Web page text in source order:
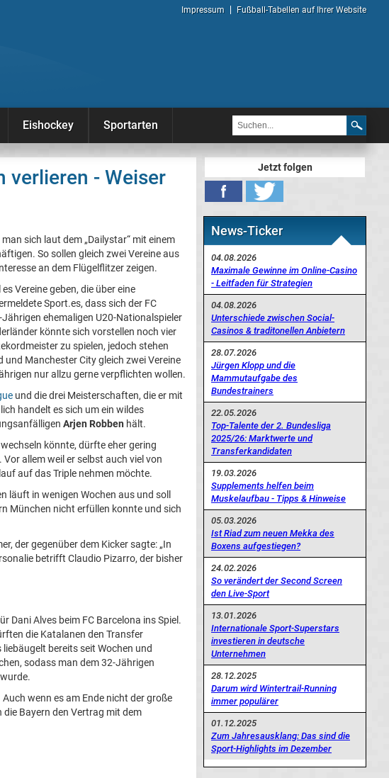
Impressum Fußball-Tabellen auf Ihrer Website
Eishockey Sportarten
verlieren - Weiser
man sich laut dem „Dailystar“ mit einem
So sollen gleich zwei Vereine aus
an dem Flügelflitzer zeigen.
Vereine geben, die über eine
Sport.es, dass sich der FC
ehemaligen U20-Nationalspieler
könnte sich vorstellen noch vier
zu spielen, jedoch stehen
Manchester City gleich zwei Vereine
nur allzu gerne verpflichten wollen.
und die drei Meisterschaften, die er mit
handelt es sich um ein wildes
Arjen Robben hält.
könnte, dürfte eher gering
allem weil er selbst auch viel von
auf das Triple nehmen möchte.
läuft in wenigen Wochen aus und soll
München nicht erfüllen konnte und sich
der gegenüber dem Kicker sagte: „In
betrifft Claudio Pizarro, der bisher
Dani Alves beim FC Barcelona ins Spiel.
die Katalanen den Transfer
bereits seit Wochen und
sodass man dem 32-Jährigen
wenn es am Ende nicht der große
Bayern den Vertrag mit dem
Jetzt folgen
News-Ticker
04.08.2026
Maximale Gewinne im Online-Casino
- Leitfaden für Strategien
04.08.2026
Unterschiede zwischen Social-
Casinos & traditonellen Anbietern
28.07.2026
Jürgen Klopp und die
Mammutaufgabe des
Bundestrainers
22.05.2026
Top-Talente der 2. Bundesliga
2025/26: Marktwerte und
Transferkandidaten
19.03.2026
Supplements helfen beim
Muskelaufbau - Tipps & Hinweise
05.03.2026
Ist Riad zum neuen Mekka des
Boxens aufgestiegen?
24.02.2026
So verändert der Second Screen
den Live-Sport
13.01.2026
Internationale Sport-Superstars
investieren in deutsche
Unternehmen
28.12.2025
Darum wird Wintertrail-Running
immer populärer
01.12.2025
Zum Jahresausklang: Das sind die
Sport-Highlights im Dezember